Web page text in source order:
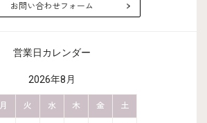
お問い合わせフォーム
営業日カレンダー
2026年8月
月 火 水 木 金 土